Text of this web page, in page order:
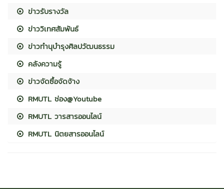
ข่าวรับรางวัล
ข่าววิเทศสัมพันธ์
ข่าวทำนุบำรุงศิลปวัฒนธรรม
คลังความรู้
ข่าวจัดซื้อจัดจ้าง
RMUTL ช่อง@Youtube
RMUTL วารสารออนไลน์
RMUTL นิตยสารออนไลน์